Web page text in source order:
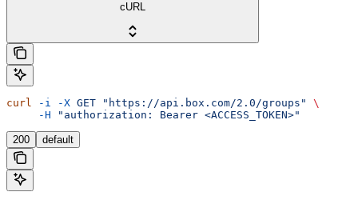
cURL
curl -i -X GET "https://api.box.com/2.0/groups"
\
     -H
"authorization: Bearer <ACCESS_TOKEN>"
200 default